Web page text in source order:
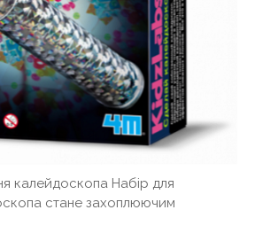
калейдоскопа Набір для
стане захоплюючим